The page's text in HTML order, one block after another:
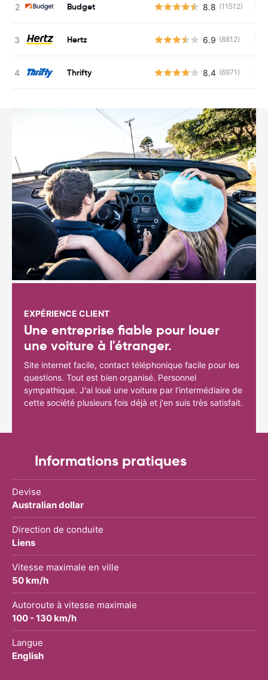
Budget 8.8 (11512)
Hertz 6.9 (8812)
Thrifty 8.4 (6971)
EXPÉRIENCE CLIENT
Une entreprise fiable pour louer
une voiture à l'étranger.
Site internet facile, contact téléphonique facile pour les
questions. Tout est bien organisé. Personnel
sympathique. J'ai loué une voiture par l'intermédiaire de
cette société plusieurs fois déjà et j'en suis très satisfait.
Informations pratiques
Devise
Australian dollar
Direction de conduite
Liens
Vitesse maximale en ville
50 km/h
Autoroute à vitesse maximale
100 - 130 km/h
Langue
English